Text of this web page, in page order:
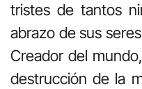
tristes de tantos
abrazo de sus
Creador del
destrucción de la